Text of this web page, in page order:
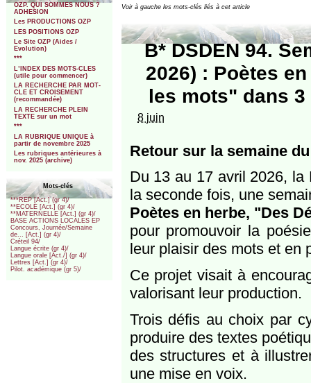
OZP. QUI SOMMES NOUS ?
ADHESION
Les PRODUCTIONS OZP
LES POSITIONS OZP
Le Site OZP (Aides /
Evolution)
***
L’INDEX DES MOTS-CLES
(utile pour commencer)
LA RECHERCHE PAR MOT-
CLE ET CROISEMENT
(recommandée)
LA RECHERCHE PLEIN
TEXTE sur un mot
***
LA RUBRIQUE UNIQUE à
partir de novembre 2025
Les rubriques antérieures à
nov. 2025 (archive)
Mots-clés
***REP [Act.] (gr 4)/
**ECOLE [Act.] (gr 4)/
**MATERNELLE [Act.] (gr 4)/
BASE ACTIONS LOCALES EP
Concours, Journée/Semaine
de... [Act.] (gr 4)/
Créteil 94/
Langue écrite (gr 4)/
Langue orale [Act./] (gr 4)/
Lettres [Act.] (gr 4)/
Pilot. académique (gr 5)/
Voir à gauche les mots-clés liés à cet article
B* DSDEN 94.
2026) : Poètes
les mots" dans
8 juin
Retour sur la semaine
Du 13 au 17 avril 2026, la
la seconde fois, une
Poètes en herbe, "Des
pour promouvoir la
leur plaisir des mots et en
Ce projet visait à
valorisant leur production.
Trois défis au choix par
produire des textes
des structures et à
une mise en voix.